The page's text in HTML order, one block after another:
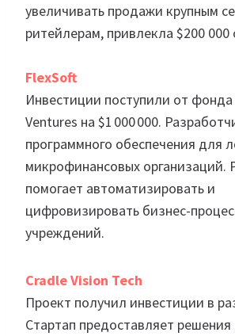
увеличивать продажи крупным
ритейлерам, привлекла $200 000
FlexSoft
Инвестиции поступили от
Ventures на $1 000 000.
программного обеспечения для
микрофинансовых организаций.
помогает автоматизировать и
цифровизировать бизнес-
учреждений.
Cradle Vision Tech
Проект получил инвестиции в
Стартап предоставляет решения